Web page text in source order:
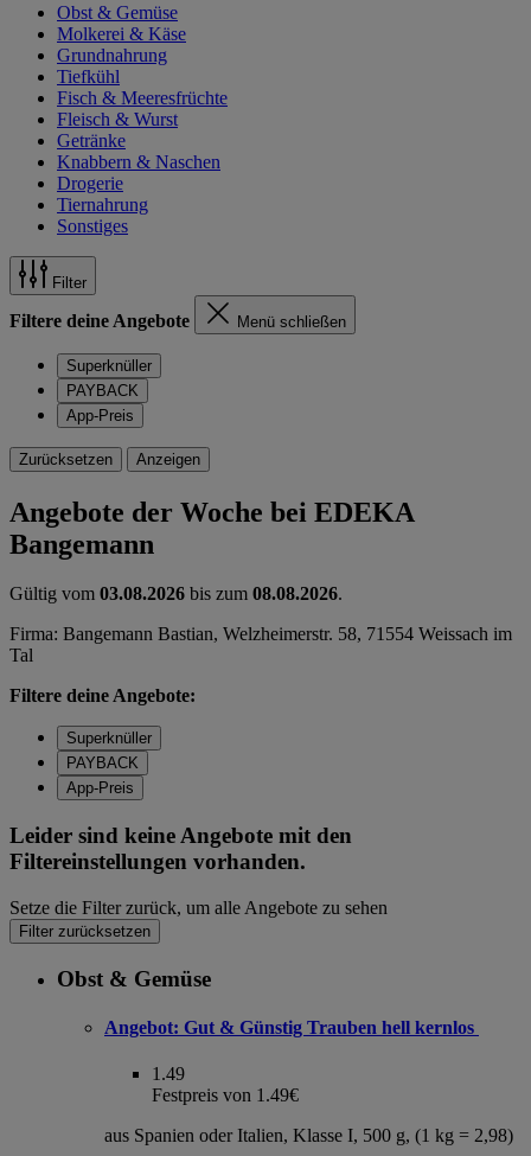
Obst & Gemüse
Molkerei & Käse
Grundnahrung
Tiefkühl
Fisch & Meeresfrüchte
Fleisch & Wurst
Getränke
Knabbern & Naschen
Drogerie
Tiernahrung
Sonstiges
Filter
Filtere deine Angebote Menü schließen
Superknüller
PAYBACK
App-Preis
Zurücksetzen Anzeigen
Angebote der Woche bei EDEKA
Bangemann
Gültig vom 03.08.2026 bis zum 08.08.2026.
Firma: Bangemann Bastian, Welzheimerstr. 58, 71554 Weissach im
Tal
Filtere deine Angebote:
Superknüller
PAYBACK
App-Preis
Leider sind keine Angebote mit den
Filtereinstellungen vorhanden.
Setze die Filter zurück, um alle Angebote zu sehen
Filter zurücksetzen
Obst & Gemüse
Angebot: Gut & Günstig Trauben hell kernlos
1.49
Festpreis von 1.49€
aus Spanien oder Italien, Klasse I, 500 g, (1 kg = 2,98)